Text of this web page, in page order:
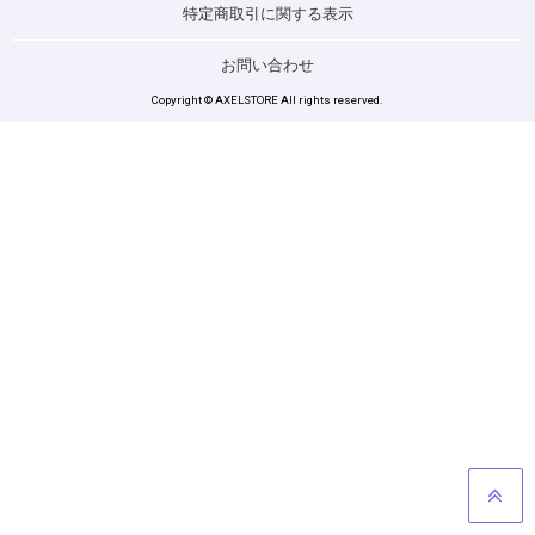
特定商取引に関する表示
お問い合わせ
Copyright © AXELSTORE All rights reserved.